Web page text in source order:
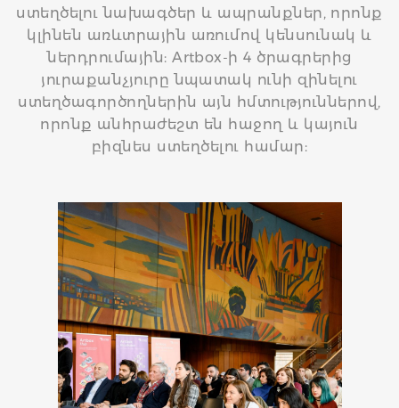
ստեղծելու նախագծեր և ապրանքներ, որոնք
կլինեն առևտրային առումով կենսունակ և
ներդրումային: Artbox-ի 4 ծրագրերից
յուրաքանչյուրը նպատակ ունի զինելու
ստեղծագործողներին այն հմտություններով,
որոնք անհրաժեշտ են հաջող և կայուն
բիզնես ստեղծելու համար: